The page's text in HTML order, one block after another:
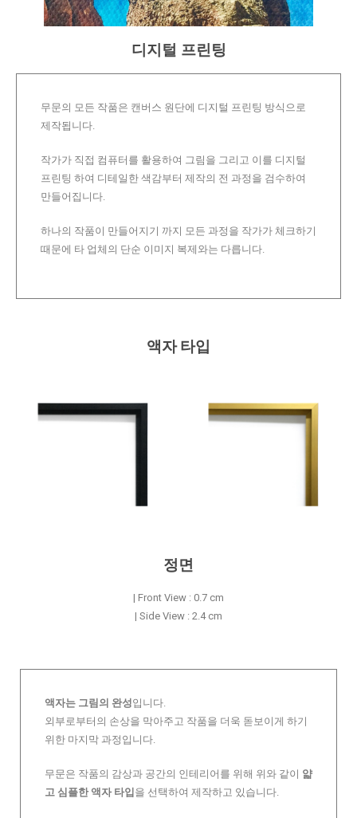
디지털 프린팅
무문의 모든 작품은 캔버스 원단에 디지털 프린팅 방식으로
제작됩니다.
작가가 직접 컴퓨터를 활용하여 그림을 그리고 이를 디지털
프린팅 하여 디테일한 색감부터 제작의 전 과정을 검수하여
만들어집니다.
하나의 작품이 만들어지기 까지 모든 과정을 작가가 체크하기
때문에 타 업체의 단순 이미지 복제와는 다릅니다.
액자 타입
정면
| Front View : 0.7 cm
| Side View : 2.4 cm
액자는 그림의 완성입니다.
외부로부터의 손상을 막아주고 작품을 더욱 돋보이게 하기
위한 마지막 과정입니다.
무문은 작품의 감상과 공간의 인테리어를 위해 위와 같이 얇
고 심플한 액자 타입 을 선택하여 제작하고 있습니다.